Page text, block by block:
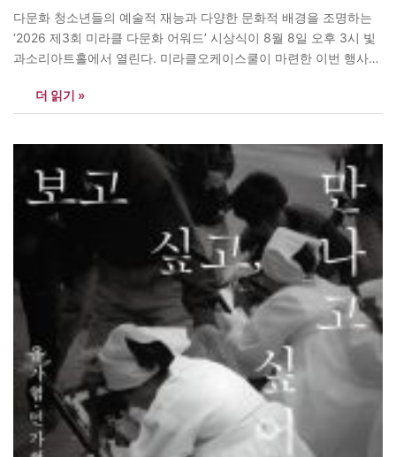
다문화 청소년들의 예술적 재능과 다양한 문화적 배경을 조명하는
‘2026 제3회 미라클 다문화 어워드’ 시상식이 8월 8일 오후 3시 빛
과소리아트홀에서 열린다. 미라클오케이스쿨이 마련한 이번 행사는
품을 격려하고, 서로 다른 문화와 경험이 예술을 통해 새로운 가능성
으로 이어질 수 있다는 취지로 마련됐다. 올해 대상은 장리하의
더 읽기 »